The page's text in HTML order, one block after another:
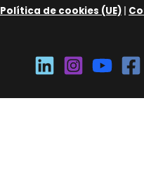
Política de cookies (UE)